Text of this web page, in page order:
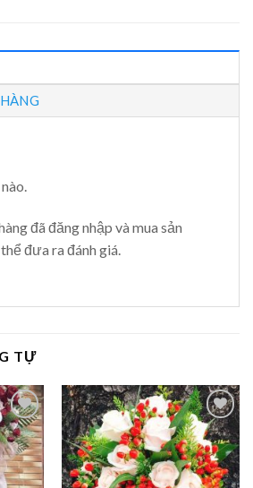
đã đăng nhập và mua sản
đưa ra đánh giá.
TỰ